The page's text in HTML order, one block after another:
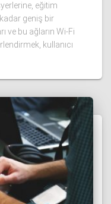
eğitim
geniş bir
ve bu ağların Wi-Fi
kullanıcı